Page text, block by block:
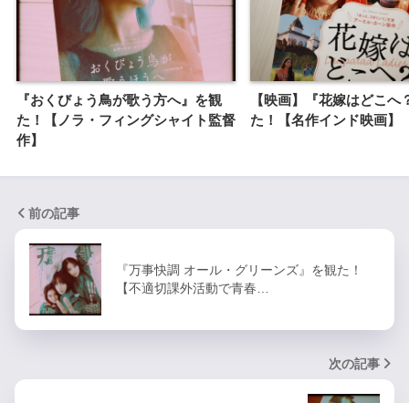
『おくびょう鳥が歌う方へ』を観
た！【ノラ・フィングシャイト監督
作】
【映画】『花嫁はどこへ
た！【名作インド映画】
前の記事
『万事快調 オール・グリーンズ』を観た！
【不適切課外活動で青春…
次の記事